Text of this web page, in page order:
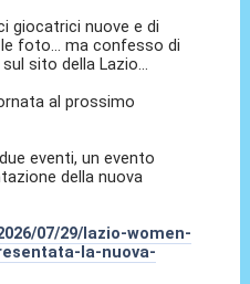
giocatrici nuove e di
foto... ma confesso di
sito della Lazio...
al prossimo
eventi, un evento
della nuova
07/29/lazio-women-
la-nuova-